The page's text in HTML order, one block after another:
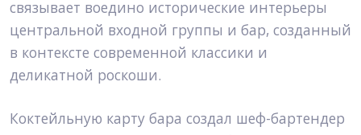
связывает воедино исторические интерьеры
центральной входной группы и бар, созданный
в контексте современной классики и
деликатной роскоши.
Коктейльную карту бара создал шеф-бартендер